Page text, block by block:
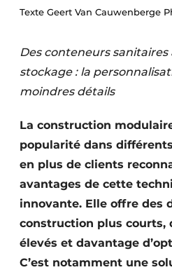
Termes et conditions
Contrôle d’accès
Éclairage
Fondations
Géotextiles
Texte Geert Van Cauwenberge
Des conteneurs sanitaires
stockage : la
moindres détails
La construction
popularité dans
en plus de clients
avantages de cette
innovante. Elle offre des
construction plus courts,
élevés et davantage
C’est notamment une